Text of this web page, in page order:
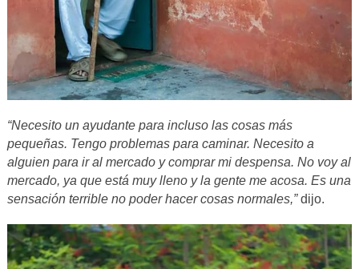
“Necesito un ayudante para incluso las cosas más
pequeñas. Tengo problemas para caminar. Necesito a
alguien para ir al mercado y comprar mi despensa. No voy al
mercado, ya que está muy lleno y la gente me acosa. Es una
sensación terrible no poder hacer cosas normales,”dijo.